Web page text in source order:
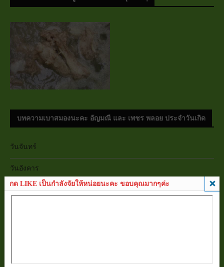
บทความเบาสมองนะคะ อัญมณี และ เพชร พลอย ประจำวันเกิด
วันจันทร์
วันอังคาร
วันพุธ
กด LIKE เป็นกำลังจัยให้หน่อยนะคะ ขอบคุณมากๆค่ะ